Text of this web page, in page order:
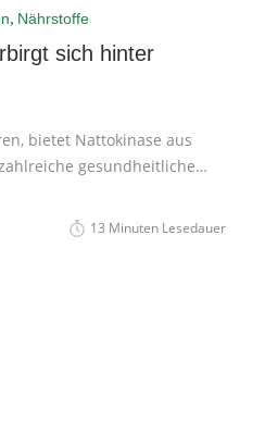
, Nährstoffe
sich hinter
bietet Nattokinase aus
gesundheitliche
die Herstellung,
Erkenntnisse dieses
13 Minuten Lesedauer